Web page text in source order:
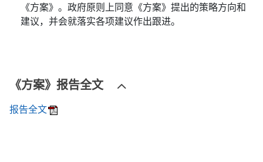
《方案》。政府原则上同意《方案》提出的策略方向和
建议，并会就落实各项建议作出跟进。
《方案》报告全文
报告全文